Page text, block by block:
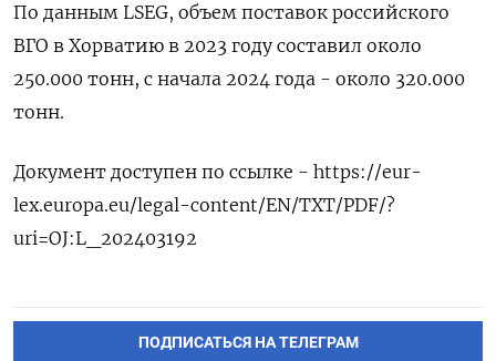
По данным LSEG, объем поставок российского
ВГО в Хорватию в 2023 году составил около
250.000 тонн, с начала 2024 года - около 320.000
тонн.
Документ доступен по ссылке - https://eur-
lex.europa.eu/legal-content/EN/TXT/PDF/?
uri=OJ:L_202403192
ПОДПИСАТЬСЯ НА ТЕЛЕГРАМ